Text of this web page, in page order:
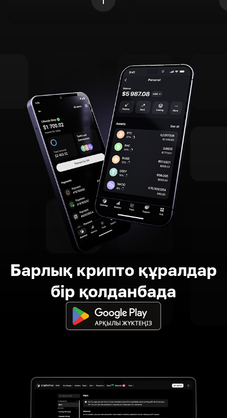
Барлық крипто құралдар
бір қолданбада